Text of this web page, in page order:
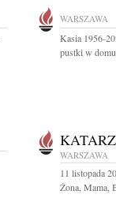
WARSZAWA
Kasia 1956-
pustki w
WARSZAWA
11 listopada
Żona, Mama,